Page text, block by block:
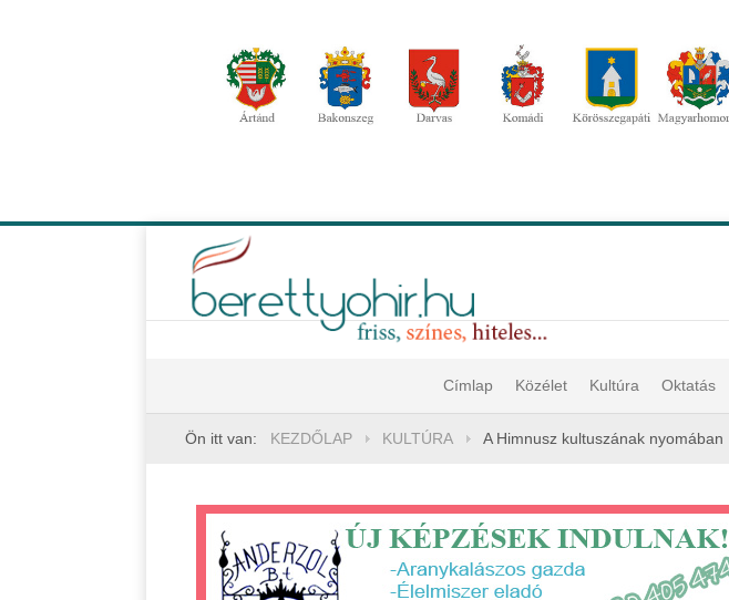
Címlap Közélet Kultúra Oktatás
Ön itt van: KEZDŐLAP KULTÚRA A Himnusz kultuszának nyomában